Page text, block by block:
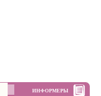
ИНФОРМЕРЫ